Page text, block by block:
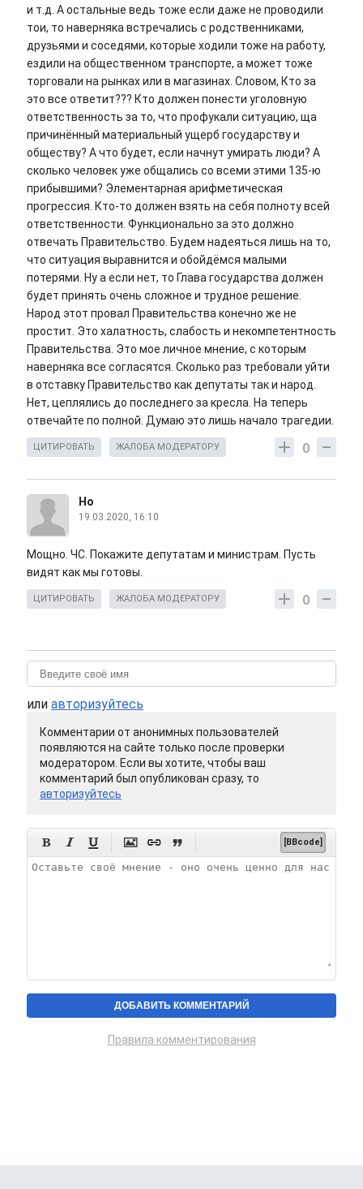
и т.д. А остальные ведь тоже если даже не проводили
тои, то наверняка встречались с родственниками,
друзьями и соседями, которые ходили тоже на работу,
ездили на общественном транспорте, а может тоже
торговали на рынках или в магазинах. Словом, Кто за
это все ответит??? Кто должен понести уголовную
ответственность за то, что профукали ситуацию, ща
причинённый материальный ущерб государству и
обществу? А что будет, если начнут умирать люди? А
сколько человек уже общались со всеми этими 135-ю
прибывшими? Элементарная арифметическая
прогрессия. Кто-то должен взять на себя полноту всей
ответственности. Функционально за это должно
отвечать Правительство. Будем надеяться лишь на то,
что ситуация выравнится и обойдёмся малыми
потерями. Ну а если нет, то Глава государства должен
будет принять очень сложное и трудное решение.
Народ этот провал Правительства конечно же не
простит. Это халатность, слабость и некомпетентность
Правительства. Это мое личное мнение, с которым
наверняка все согласятся. Сколько раз требовали уйти
в отставку Правительство как депутаты так и народ.
Нет, цеплялись до последнего за кресла. На теперь
отвечайте по полной. Думаю это лишь начало трагедии.
0
ЦИТИРОВАТЬ ЖАЛОБА МОДЕРАТОРУ
Но
19.03.2020, 16:10
Мощно. ЧС. Покажите депутатам и министрам. Пусть
видят как мы готовы.
0
ЦИТИРОВАТЬ ЖАЛОБА МОДЕРАТОРУ
или авторизуйтесь
Комментарии от анонимных пользователей
появляются на сайте только после проверки
модератором. Если вы хотите, чтобы ваш
комментарий был опубликован сразу, то
авторизуйтесь
      [BBcode]
Правила комментирования